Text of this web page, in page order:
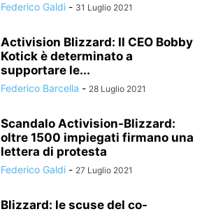
Federico Galdi - 31 Luglio 2021
Activision Blizzard: Il CEO Bobby
Kotick è determinato a
supportare le...
Federico Barcella - 28 Luglio 2021
Scandalo Activision-Blizzard:
oltre 1500 impiegati firmano una
lettera di protesta
Federico Galdi - 27 Luglio 2021
Blizzard: le scuse del co-